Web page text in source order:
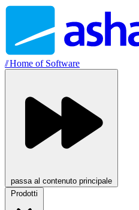
//Home of Software
passa al contenuto principale
Prodotti